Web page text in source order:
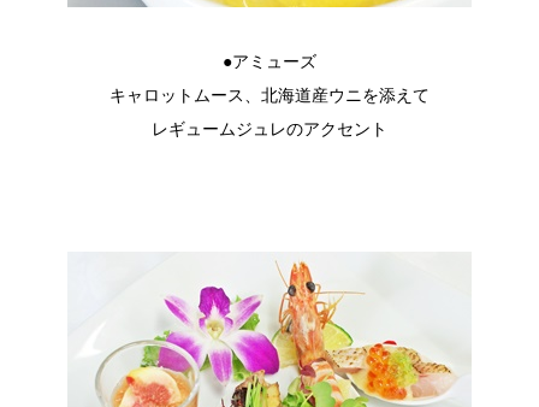
●アミューズ
キャロットムース、北海道産ウニを添えて
レギュームジュレのアクセント